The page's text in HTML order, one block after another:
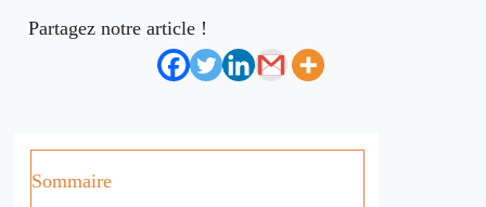
Partagez notre article !
Sommaire